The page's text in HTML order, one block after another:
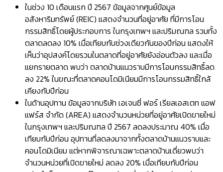
ในช่วง 10 เดือนแรก ปี 2567 ข้อมูลจากศูนย์ข้อมูล
อสังหาริมทรัพย์ (REIC) แสดงจำนวนที่อยู่อาศัย ที่มีการโอน
กรรมสิทธิ์โดยผู้ประกอบการ ในกรุงเทพฯ และปริมณฑล รวมทั้ง
ตลาดลดลง 10% เมื่อเทียบกับช่วงเดียวกันของปีก่อน แสดงให้
เห็นว่าอุปสงค์โดยรวมในตลาดที่อยู่อาศัยยังอ่อนตัวลง และเมื่อ
แยกรายตลาด พบว่า ตลาดบ้านแนวราบมีการโอนกรรมสิทธิ์ลด
ลง 22% ในขณะที่ตลาดคอนโดมิเนียมมีการโอนกรรมสิทธิ์ใกล้
เคียงกับปีก่อน
ในด้านอุปทาน ข้อมูลจากบริษัท เอเจนซี่ ฟอร์ เรียลเอสเตท แอฟ
แฟร์ส จำกัด (AREA) แสดงจำนวนหน่วยที่อยู่อาศัยเปิดขายใหม่
ในกรุงเทพฯ และปริมณฑล ปี 2567 ลดลงประมาณ 40% เมื่อ
เทียบกับปีก่อน อุปทานที่ลดลงมาจากทั้งตลาดบ้านแนวราบและ
คอนโดมิเนียม แต่หากพิจารณาเฉพาะตลาดบ้านเดี่ยวพบว่า
จำนวนหน่วยที่เปิดขายใหม่ ลดลง 20% เมื่อเทียบกับปีก่อน